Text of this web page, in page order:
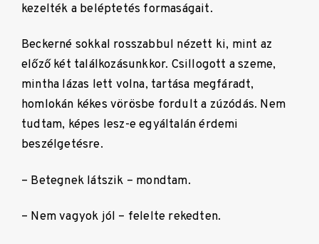
kezelték a beléptetés formaságait.
Beckerné sokkal rosszabbul nézett ki, mint az
előző két találkozásunkkor. Csillogott a szeme,
mintha lázas lett volna, tartása megfáradt,
homlokán kékes vörösbe fordult a zúzódás. Nem
tudtam, képes lesz-e egyáltalán érdemi
beszélgetésre.
– Betegnek látszik – mondtam.
– Nem vagyok jól – felelte rekedten.